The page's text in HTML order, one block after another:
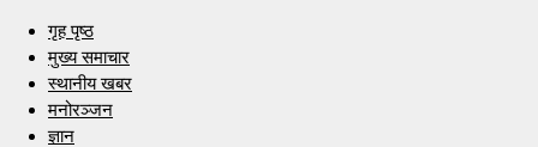
गृह पृष्ठ
मुख्य समाचार
स्थानीय खबर
मनोरञ्जन
ज्ञान